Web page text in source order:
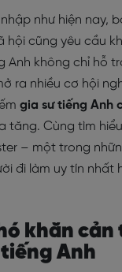
nhập như hiện nay,
hội cũng yêu cầu
Anh không chỉ hỗ
ra nhiều cơ hội
gia sư tiếng Anh
tăng. Cùng tìm
– một trong
đi làm uy tín nhất
khăn
Anh